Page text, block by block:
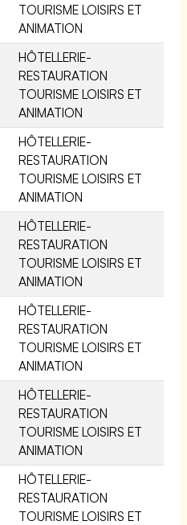
TOURISME LOISIRS ET
ANIMATION
HÔTELLERIE-
RESTAURATION
TOURISME LOISIRS ET
ANIMATION
HÔTELLERIE-
RESTAURATION
TOURISME LOISIRS ET
ANIMATION
HÔTELLERIE-
RESTAURATION
TOURISME LOISIRS ET
ANIMATION
HÔTELLERIE-
RESTAURATION
TOURISME LOISIRS ET
ANIMATION
HÔTELLERIE-
RESTAURATION
TOURISME LOISIRS ET
ANIMATION
HÔTELLERIE-
RESTAURATION
TOURISME LOISIRS ET